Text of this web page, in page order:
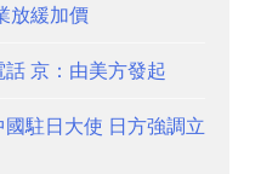
放緩加價
京：由美方發起
駐日大使 日方強調立